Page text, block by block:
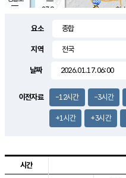
2.6m/s
27.9
요소
지역
날짜
이전자료 -12시간 -3시간
+1시간 +3시간
시간